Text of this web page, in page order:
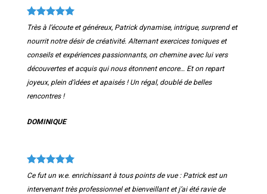
Très à l’écoute et généreux, Patrick dynamise, intrigue, surprend et
nourrit notre désir de créativité. Alternant exercices toniques et
conseils et expériences passionnants, on chemine avec lui vers
découvertes et acquis qui nous étonnent encore… Et on repart
joyeux, plein d’idées et apaisés ! Un régal, doublé de belles
rencontres !
DOMINIQUE
Ce fut un w.e. enrichissant à tous points de vue : Patrick est un
intervenant très professionnel et bienveillant et j’ai été ravie de